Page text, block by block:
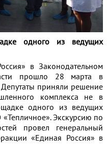
одного из ведущих
в Законодательном
прошло 28 марта в
приняли решение
комплекса не в
одного из ведущих
Экскурсию по
провел генеральный
«Единая Россия» в